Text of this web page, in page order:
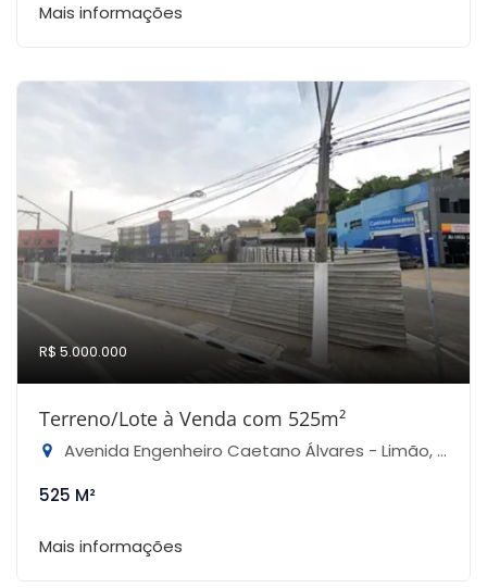
Mais informações
R$ 5.000.000
Terreno/Lote à Venda com 525m²
Avenida Engenheiro Caetano Álvares - Limão, São Paulo-SP
525 M²
Mais informações